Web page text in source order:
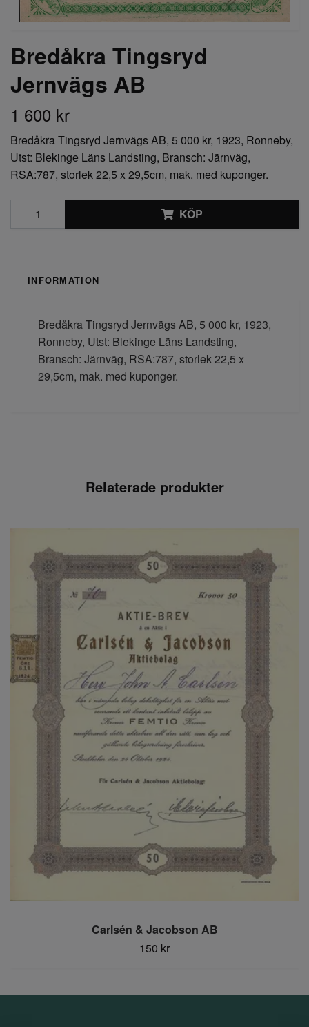
Bredåkra Tingsryd
Jernvägs AB
1 600 kr
Bredåkra Tingsryd Jernvägs AB, 5 000 kr, 1923, Ronneby,
Utst: Blekinge Läns Landsting, Bransch: Järnväg,
RSA:787, storlek 22,5 x 29,5cm, mak. med kuponger.
KÖP
INFORMATION
Bredåkra Tingsryd Jernvägs AB, 5 000 kr, 1923,
Ronneby, Utst: Blekinge Läns Landsting,
Bransch: Järnväg, RSA:787, storlek 22,5 x
29,5cm, mak. med kuponger.
Carlsén & Jacobson AB
150 kr